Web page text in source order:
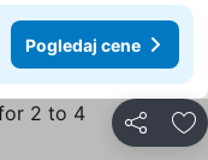
Pogledaj cene
Deli